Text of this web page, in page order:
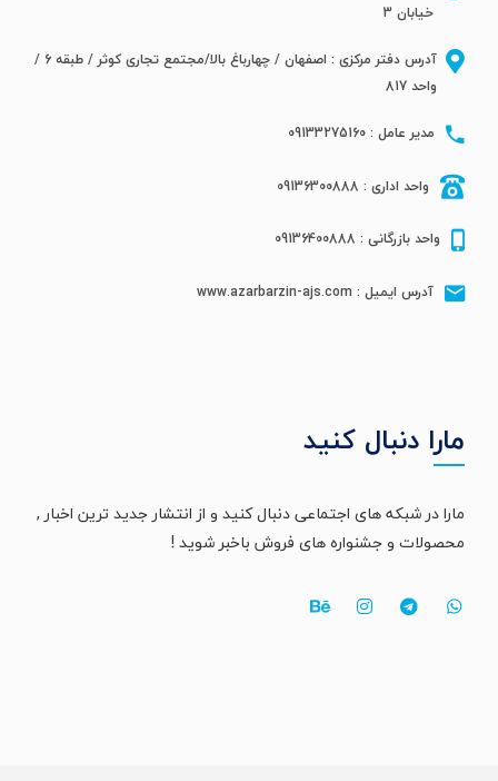
خیابان 3
آدرس دفتر مرکزی : اصفهان / چهارباغ بالا/مجتمع تجاری کوثر / طبقه 6 /
واحد 817
مدیر عامل : 09133275160
واحد اداری : 09136300888
واحد بازرگانی : 09136400888
آدرس ایمیل : www.azarbarzin-ajs.com
مارا دنبال کنید
مارا در شبکه های اجتماعی دنبال کنید و از انتشار جدید ترین اخبار ,
محصولات و جشنواره های فروش باخبر شوید !